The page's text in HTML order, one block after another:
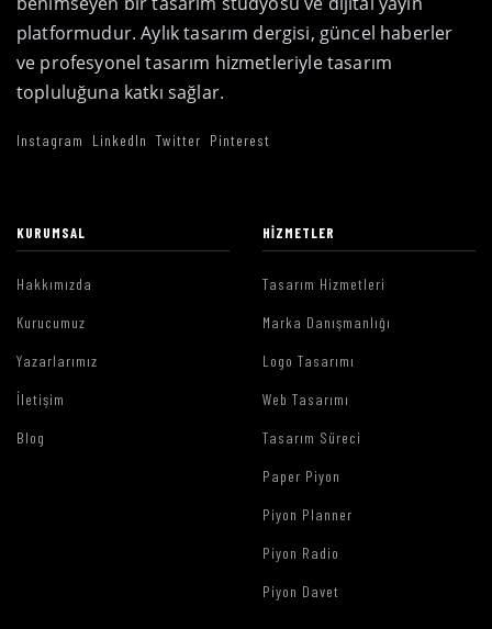
platformudur. Aylık tasarım dergisi, güncel haberler
ve profesyonel tasarım hizmetleriyle tasarım
topluluğuna katkı sağlar.
Instagram LinkedIn Twitter Pinterest
KURUMSAL
Hakkımızda
Kurucumuz
Yazarlarımız
İletişim
Blog
HIZMETLER
Tasarım Hizmetleri
Marka Danışmanlığı
Logo Tasarımı
Web Tasarımı
Tasarım Süreci
Paper Piyon
Piyon Planner
Piyon Radio
Piyon Davet